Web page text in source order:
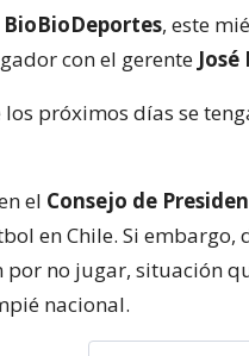
BioBioDeportes, este
con el gerente
próximos días se
el Consejo de
en Chile. Si embargo,
por no jugar, situación
nacional.